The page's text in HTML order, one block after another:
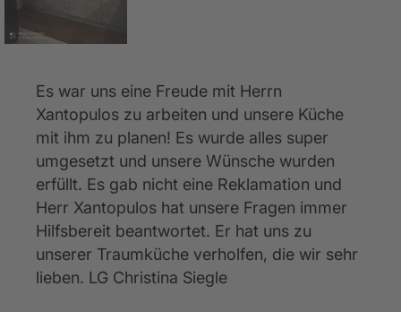
Es war uns eine Freude mit Herrn
Xantopulos zu arbeiten und unsere Küche
mit ihm zu planen! Es wurde alles super
umgesetzt und unsere Wünsche wurden
erfüllt. Es gab nicht eine Reklamation und
Herr Xantopulos hat unsere Fragen immer
Hilfsbereit beantwortet. Er hat uns zu
unserer Traumküche verholfen, die wir sehr
lieben. LG Christina Siegle